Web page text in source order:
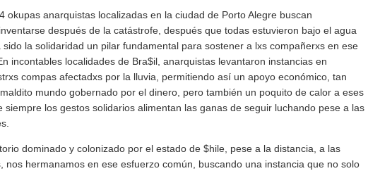
okupas anarquistas localizadas en la ciudad de Porto Alegre buscan
después de la catástrofe, después que todas estuvieron bajo el agua
sido la solidaridad un pilar fundamental para sostener a lxs compañerxs en ese
incontables localidades de Bra$il, anarquistas levantaron instancias en
compas afectadxs por la lluvia, permitiendo así un apoyo económico, tan
mundo gobernado por el dinero, pero también un poquito de calor a eses
siempre los gestos solidarios alimentan las ganas de seguir luchando pese a las
dominado y colonizado por el estado de $hile, pese a la distancia, a las
nos hermanamos en ese esfuerzo común, buscando una instancia que no solo